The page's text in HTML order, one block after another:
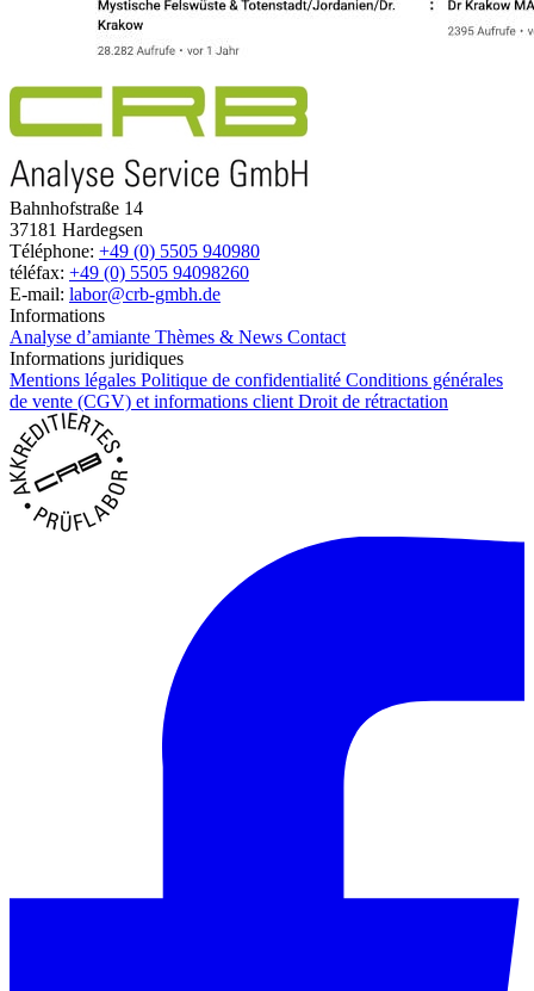
Bahnhofstraße 14
37181 Hardegsen
Téléphone: +49 (0) 5505 940980
téléfax: +49 (0) 5505 94098260
E-mail: labor@crb-gmbh.de
Informations
Analyse d’amiante Thèmes & News Contact
Informations juridiques
Mentions légales Politique de confidentialité Conditions générales
de vente (CGV) et informations client Droit de rétractation